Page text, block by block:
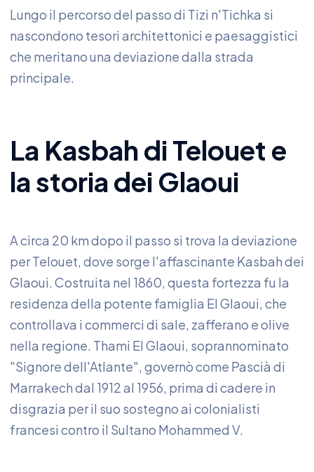
Lungo il percorso del passo di Tizi n'Tichka si
nascondono tesori architettonici e paesaggistici
che meritano una deviazione dalla strada
principale.
La Kasbah di Telouet e
la storia dei Glaoui
A circa 20 km dopo il passo si trova la deviazione
per Telouet, dove sorge l'affascinante Kasbah dei
Glaoui. Costruita nel 1860, questa fortezza fu la
residenza della potente famiglia El Glaoui, che
controllava i commerci di sale, zafferano e olive
nella regione. Thami El Glaoui, soprannominato
"Signore dell'Atlante", governò come Pascià di
Marrakech dal 1912 al 1956, prima di cadere in
disgrazia per il suo sostegno ai colonialisti
francesi contro il Sultano Mohammed V.